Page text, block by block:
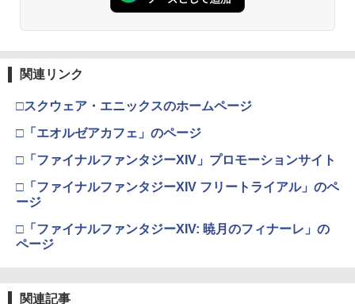
関連リンク
□スクウェア・エニックスのホームページ
□「エオルゼアカフェ」のページ
□「ファイナルファンタジーXIV」プロモーションサイト
□「ファイナルファンタジーXIV フリートライアル」のペ
ージ
□「ファイナルファンタジーXIV: 暁月のフィナーレ」の
ページ
関連記事